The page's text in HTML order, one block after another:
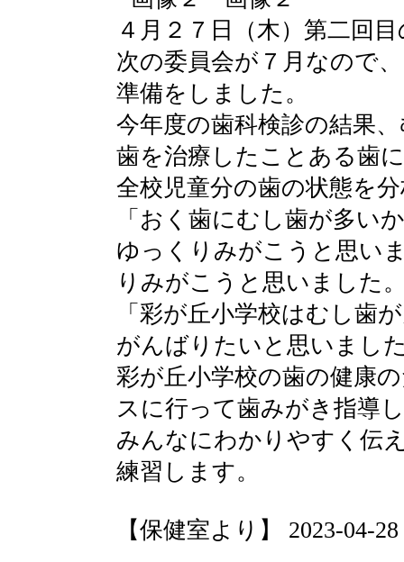
４月２７日（木）第二回
次の委員会が７月なので
準備をしました。
今年度の歯科検診の結果
歯を治療したことある歯
全校児童分の歯の状態を
「おく歯にむし歯が多い
ゆっくりみがこうと思い
りみがこうと思いました
「彩が丘小学校はむし歯
がんばりたいと思いまし
彩が丘小学校の歯の健康
スに行って歯みがき指導
みんなにわかりやすく伝
練習します。
【保健室より】 2023-04-